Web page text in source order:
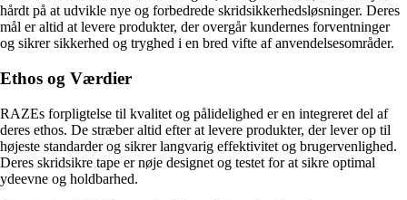
hårdt på at udvikle nye og forbedrede skridsikkerhedsløsninger. Deres
mål er altid at levere produkter, der overgår kundernes forventninger
og sikrer sikkerhed og tryghed i en bred vifte af anvendelsesområder.
Ethos og Værdier
RAZEs forpligtelse til kvalitet og pålidelighed er en integreret del af
deres ethos. De stræber altid efter at levere produkter, der lever op til
højeste standarder og sikrer langvarig effektivitet og brugervenlighed.
Deres skridsikre tape er nøje designet og testet for at sikre optimal
ydeevne og holdbarhed.